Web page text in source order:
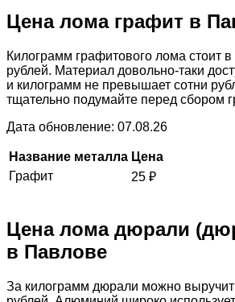
Цена лома графит в
Килограмм графитового лома стоит
рублей. Материал довольно-таки
и килограмм не превышает сотни
тщательно подумайте перед сбором
Дата обновление: 07.08.26
Название металла Цена
Графит
25 ₽
Цена лома дюрали
в Павлове
За килограмм дюрали можно